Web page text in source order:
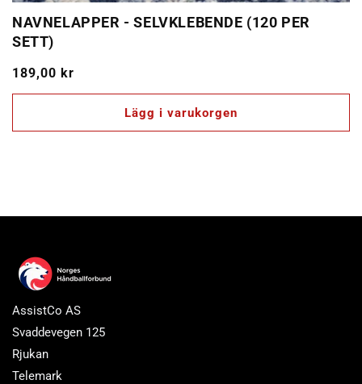
NAVNELAPPER - SELVKLEBENDE (120 PER
SETT)
Ordinarie
pris
189,00 kr
Lägg i varukorgen
AssistCo AS
Svaddevegen 125
Rjukan
Telemark